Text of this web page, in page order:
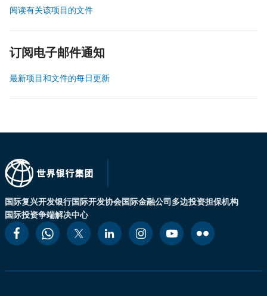
阅读有关该项目的文件
订阅电子邮件通知
最新项目和文件的每日更新
国际复兴开发银行国际开发协会国际金融公司多边投资担保机构
国际投资争端解决中心